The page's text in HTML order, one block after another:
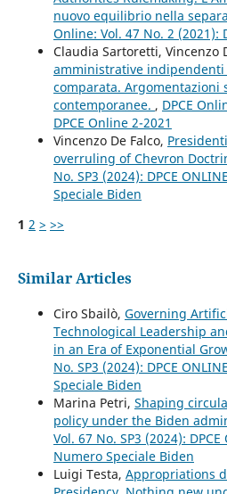
nuovo equilibrio nella
Online: Vol. 47 No. 2 (2021):
Claudia Sartoretti, Vincenzo
amministrative indipendenti
comparata. Argomentazioni
contemporanee. , DPCE
DPCE Online 2-2021
Vincenzo De Falco,
overruling of Chevron
No. SP3 (2024): DPCE
Speciale Biden
1 2 > >>
Similar Articles
Ciro Sbailò, Governing
Technological Leadership
in an Era of Exponential
No. SP3 (2024): DPCE
Speciale Biden
Marina Petri, Shaping
policy under the Biden
Vol. 67 No. SP3 (2024):
Numero Speciale Biden
Luigi Testa, Appropriations